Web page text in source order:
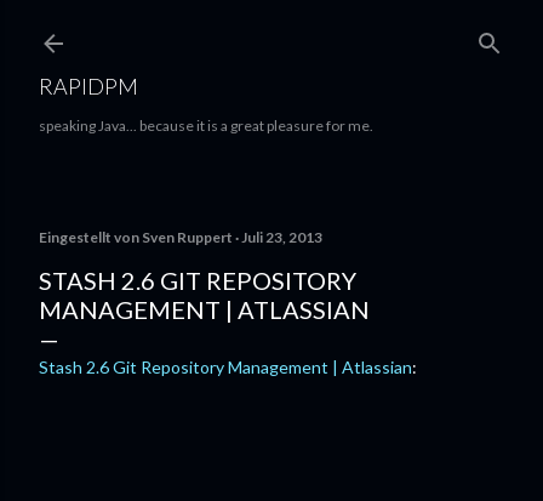
RAPIDPM
speaking Java... because it is a great pleasure for me.
Eingestellt von Sven Ruppert Juli 23, 2013
STASH 2.6 GIT REPOSITORY
MANAGEMENT | ATLASSIAN
Stash 2.6 Git Repository Management | Atlassian: